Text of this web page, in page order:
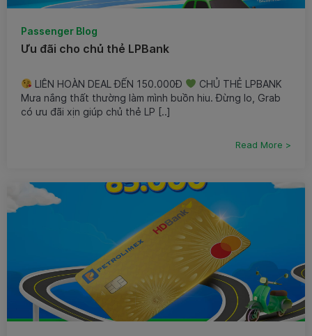
Passenger Blog
Ưu đãi cho chủ thẻ LPBank
LIÊN HOÀN DEAL ĐẾN 150.000Đ
CHỦ THẺ LPBANK
Mưa nắng thất thường làm mình buồn hiu. Đừng lo, Grab
có ưu đãi xịn giúp chủ thẻ LP [..]
Read More >